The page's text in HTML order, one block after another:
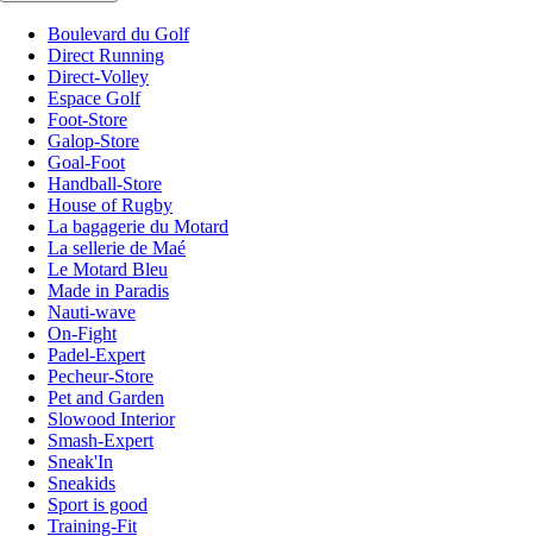
Boulevard du Golf
Direct Running
Direct-Volley
Espace Golf
Foot-Store
Galop-Store
Goal-Foot
Handball-Store
House of Rugby
La bagagerie du Motard
La sellerie de Maé
Le Motard Bleu
Made in Paradis
Nauti-wave
On-Fight
Padel-Expert
Pecheur-Store
Pet and Garden
Slowood Interior
Smash-Expert
Sneak'In
Sneakids
Sport is good
Training-Fit